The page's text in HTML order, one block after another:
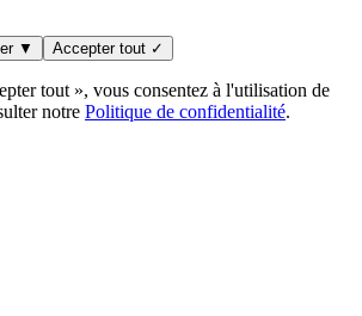
▼ Accepter tout ✓
tout », vous consentez à l'utilisation de
notre Politique de confidentialité.